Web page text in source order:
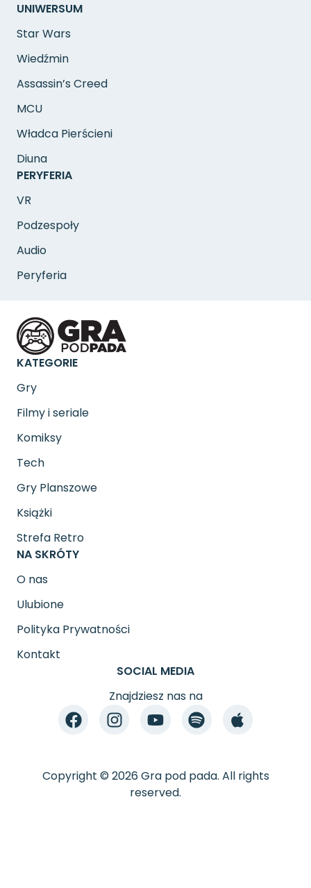
UNIWERSUM
Star Wars
Wiedźmin
Assassin’s Creed
MCU
Władca Pierścieni
Diuna
PERYFERIA
VR
Podzespoły
Audio
Peryferia
KATEGORIE
Gry
Filmy i seriale
Komiksy
Tech
Gry Planszowe
Książki
Strefa Retro
NA SKRÓTY
O nas
Ulubione
Polityka Prywatności
Kontakt
SOCIAL MEDIA
Znajdziesz nas na
Copyright © 2026 Gra pod pada. All rights
reserved.